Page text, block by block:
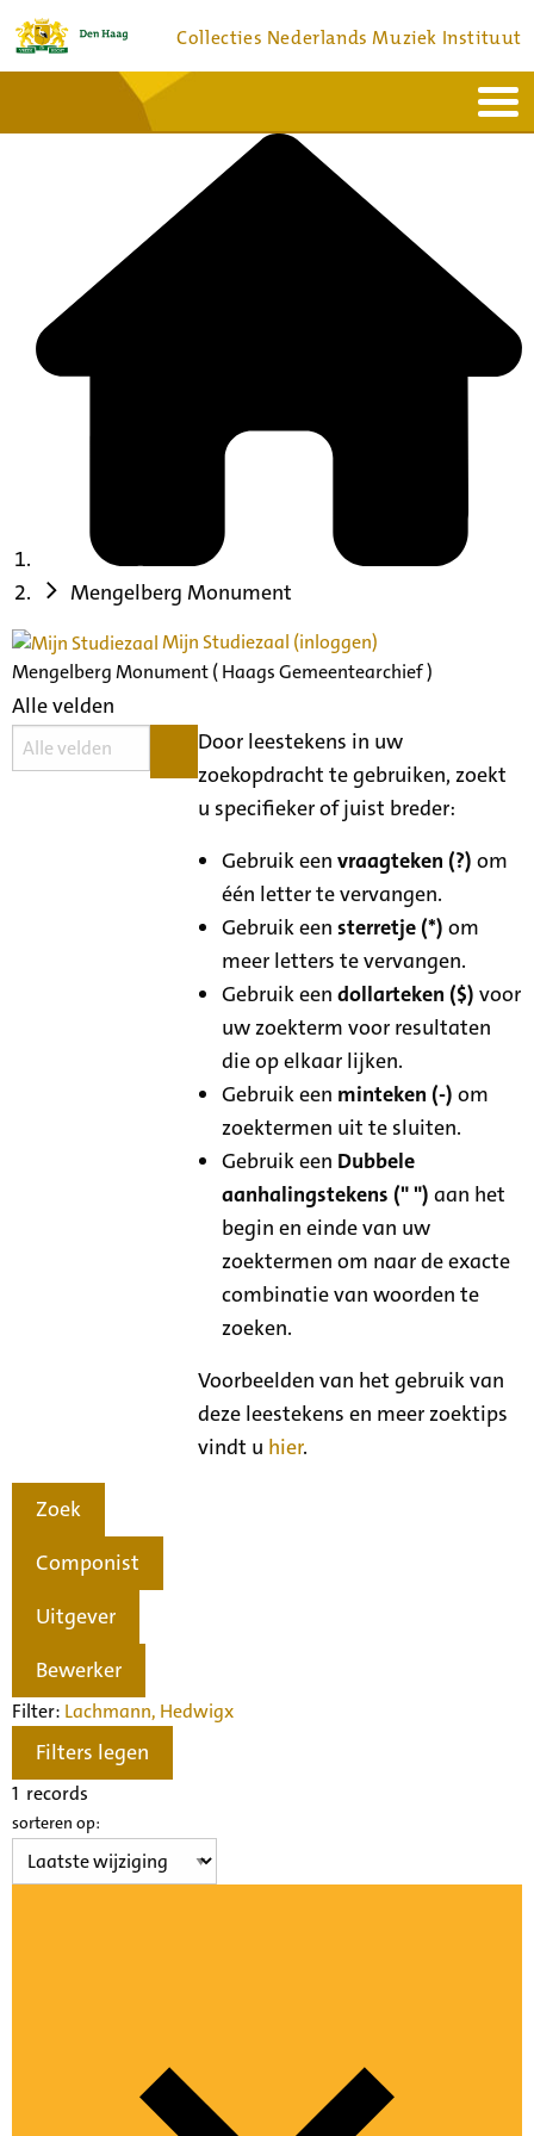
Collecties Nederlands Muziek Instituut
Bronnen en collecties
Mengelberg Monument
Mijn Studiezaal (inloggen)
Mengelberg Monument ( Haags Gemeentearchief )
Alle velden
Door leestekens in uw
zoekopdracht te gebruiken, zoekt
u specifieker of juist breder:
Gebruik eenvraagteken (?) om
één letter te vervangen.
Gebruik eensterretje (*) om
meer letters te vervangen.
Gebruik eendollarteken ($) voor
uw zoekterm voor resultaten
die op elkaar lijken.
Gebruik een minteken (-) om
zoektermen uit te sluiten.
Gebruik een Dubbele
aanhalingstekens (" ") aan het
begin en einde van uw
zoektermen om naar de exacte
combinatie van woorden te
zoeken.
Voorbeelden van het gebruik van
deze leestekens en meer zoektips
vindt u hier.
Zoek
Componist
Uitgever
Bewerker
Filter: Lachmann, Hedwigx
Filters legen
1 records
sorteren op: